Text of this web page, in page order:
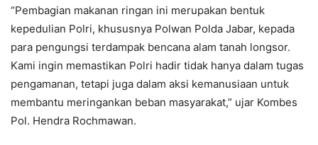
“Pembagian makanan ringan ini merupakan bentuk
kepedulian Polri, khususnya Polwan Polda Jabar, kepada
para pengungsi terdampak bencana alam tanah longsor.
Kami ingin memastikan Polri hadir tidak hanya dalam tugas
pengamanan, tetapi juga dalam aksi kemanusiaan untuk
membantu meringankan beban masyarakat,” ujar Kombes
Pol. Hendra Rochmawan.